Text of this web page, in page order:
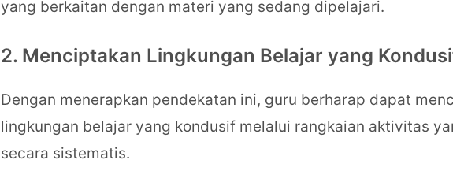
yang berkaitan dengan materi yang sedang dipelajari.
2. Menciptakan Lingkungan Belajar yang
Dengan menerapkan pendekatan ini, guru berharap dapat
lingkungan belajar yang kondusif melalui rangkaian aktivitas
secara sistematis.